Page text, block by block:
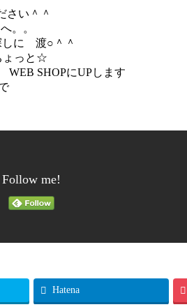
い＾＾
。。
に 渡○＾＾
ょっと☆
SHOPにUPします
Follow me!
Hatena